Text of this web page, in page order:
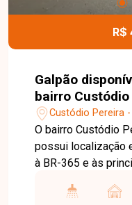
R$
Galpão
bairro
MGCustódio Pereira
O bairro Custódio
possui localização
à BR-365 e às
necessitam de